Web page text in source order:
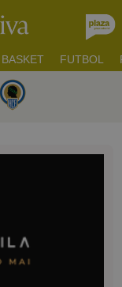
FUTBOL